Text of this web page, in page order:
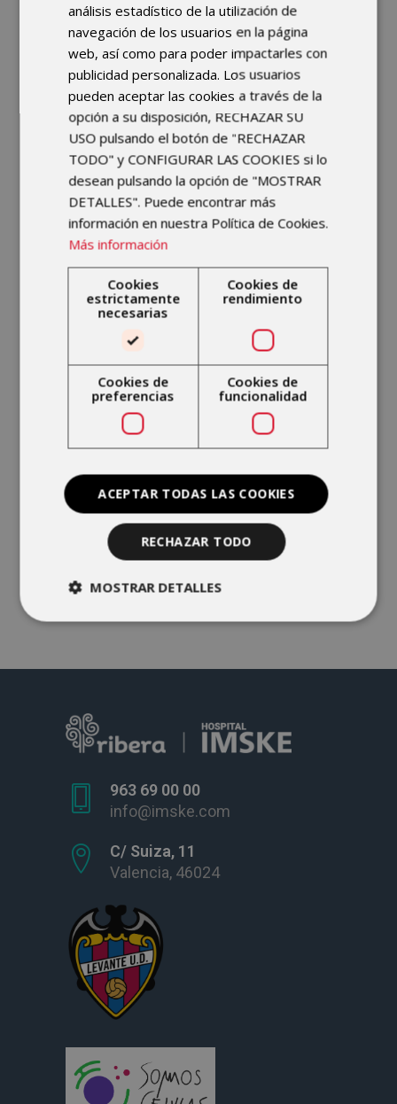
Conoce al Equipo del
Hospital IMSKE
Dr. Gerd Bordon
TRAUMATÓLOGO
963 69 00 00
info@imske.com
C/ Suiza, 11
Valencia, 46024
análisis estadístico de la utilización de
navegación de los usuarios en la página
web, así como para poder impactarles con
publicidad personalizada. Los usuarios
pueden aceptar las cookies a través de la
opción a su disposición, RECHAZAR SU
USO pulsando el botón de "RECHAZAR
TODO" y CONFIGURAR LAS COOKIES si lo
desean pulsando la opción de "MOSTRAR
DETALLES". Puede encontrar más
información en nuestra Política de Cookies.
Más información
Cookies
estrictamente
necesarias
Cookies de
rendimiento
Cookies de
preferencias
Cookies de
funcionalidad
ACEPTAR TODAS LAS COOKIES
RECHAZAR TODO
MOSTRAR DETALLES